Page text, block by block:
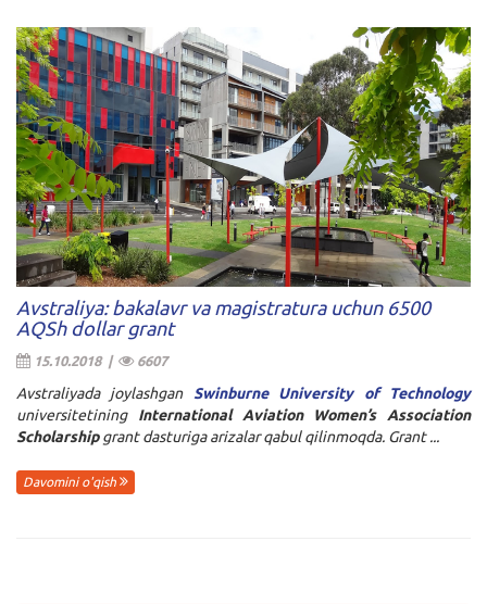
Avstraliya: bakalavr va magistratura uchun 6500
AQSh dollar grant
15.10.2018 | 6607
Avstraliyada joylashgan Swinburne University of Technology
universitetining International Aviation Women’s Association
Scholarshipgrant dasturiga arizalar qabul qilinmoqda. Grant ...
Davomini o'qish